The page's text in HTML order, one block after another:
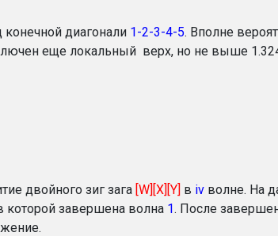
диагонали 1-2-3-4-5. Вполне
еще локальный верх, но не выше
двойного зиг зага [W][X][Y] в iv волне. На
которой завершена волна 1. После